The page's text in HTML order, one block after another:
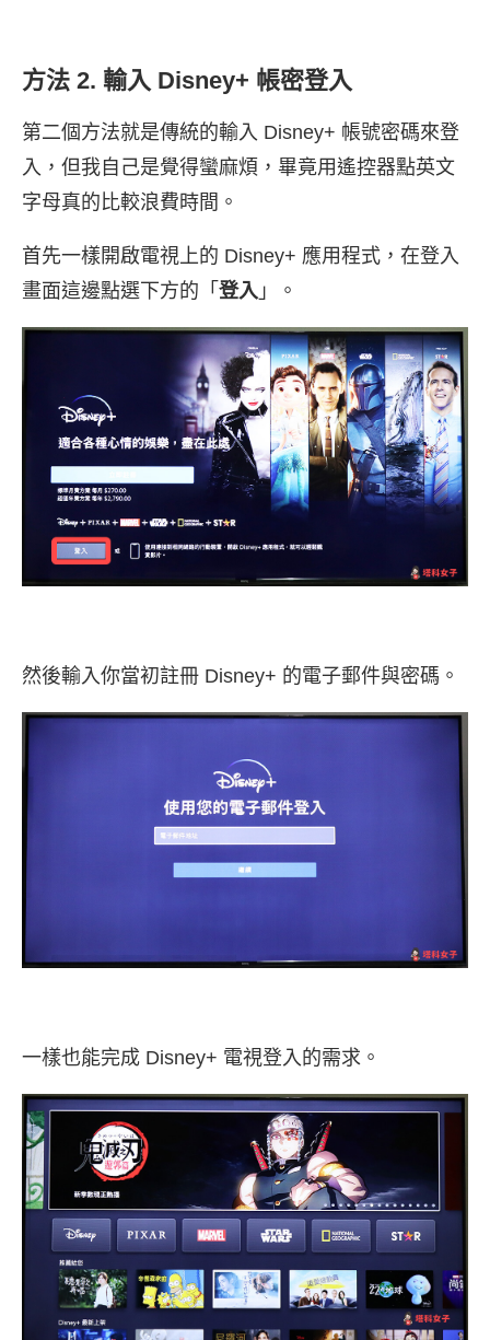
方法 2. 輸入 Disney+ 帳密登入
第二個方法就是傳統的輸入 Disney+ 帳號密碼來登
入，但我自己是覺得蠻麻煩，畢竟用遙控器點英文
字母真的比較浪費時間。
首先一樣開啟電視上的 Disney+ 應用程式，在登入
畫面這邊點選下方的「 登入 」。
然後輸入你當初註冊 Disney+ 的電子郵件與密碼。
一樣也能完成 Disney+ 電視登入的需求。